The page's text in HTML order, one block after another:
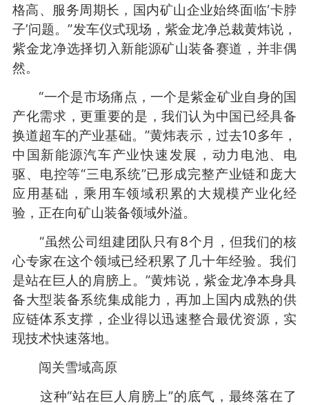
格高、服务周期长，国内矿山企业始终面临‘卡脖
子’问题。”发车仪式现场，紫金龙净总裁黄炜说，
紫金龙净选择切入新能源矿山装备赛道，并非偶
然。
“一个是市场痛点，一个是紫金矿业自身的国
产化需求，更重要的是，我们认为中国已经具备
换道超车的产业基础。”黄炜表示，过去10多年，
中国新能源汽车产业快速发展，动力电池、电
驱、电控等“三电系统”已形成完整产业链和庞大
应用基础，乘用车领域积累的大规模产业化经
验，正在向矿山装备领域外溢。
“虽然公司组建团队只有8个月，但我们的核
心专家在这个领域已经积累了几十年经验。我们
是站在巨人的肩膀上。”黄炜说，紫金龙净本身具
备大型装备系统集成能力，再加上国内成熟的供
应链体系支撑，企业得以迅速整合最优资源，实
现技术快速落地。
闯关雪域高原
这种“站在巨人肩膀上”的底气，最终落在了